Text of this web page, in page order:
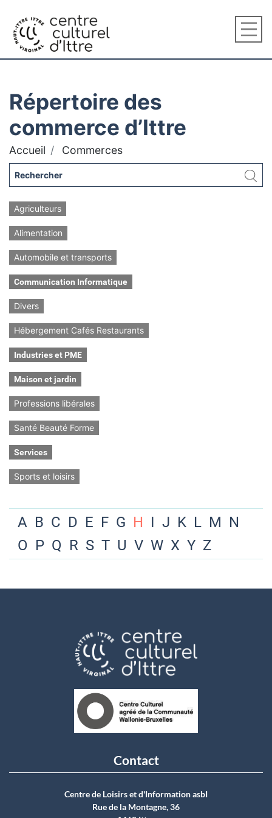
Répertoire des
commerce d’Ittre
Accueil Commerces
Agriculteurs
Alimentation
Automobile et transports
Communication Informatique
Divers
Hébergement Cafés Restaurants
Industries et PME
Maison et jardin
Professions libérales
Santé Beauté Forme
Services
Sports et loisirs
A B C D E F G H I J K L M N
O P Q R S T U V W X Y Z
Contact
Centre de Loisirs et d'Information asbI
Rue de la Montagne, 36